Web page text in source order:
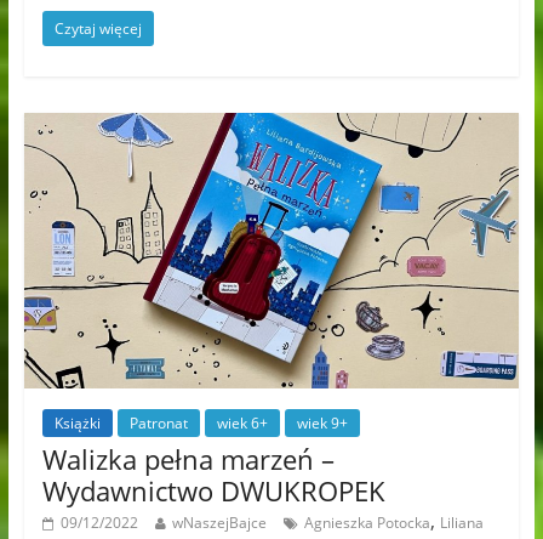
Czytaj więcej
Książki Patronat wiek 6+ wiek 9+
Walizka pełna marzeń –
Wydawnictwo DWUKROPEK
09/12/2022 wNaszejBajce Agnieszka Potocka, Liliana